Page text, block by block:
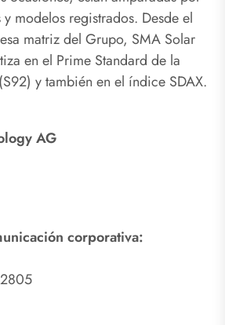
y modelos registrados. Desde el
matriz del Grupo, SMA Solar
en el Prime Standard de la
y también en el índice SDAX.
AG
corporativa: